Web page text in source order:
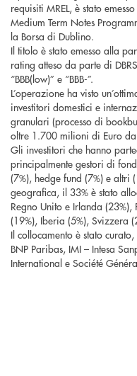
requisiti MREL, è stato
Medium Term Notes
la Borsa di Dublino.
Il titolo è stato emesso alla
rating atteso da parte di
“BBB(low)” e “BBB-”.
L’operazione ha visto
investitori domestici e
granulari (processo di
oltre 1.700 milioni di Euro
Gli investitori che hanno
principalmente gestori di
(7%), hedge fund (7%) e altri
geografica, il 33% è stato
Regno Unito e Irlanda
(19%), Iberia (5%), Svizzera
Il collocamento è stato
BNP Paribas, IMI – Intesa
International e Société